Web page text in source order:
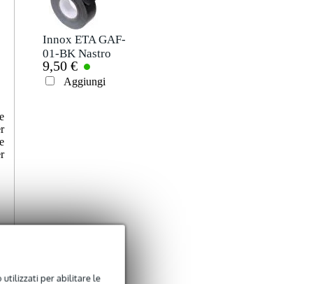
utilizzati per abilitare le
Soprannome
Valutazione
Non ci sono ancora recensioni per questo prodotto.
Innox ETA GAF-
01-BK Nastro
Gaffa 50 mm x 50
m nero
9,50 €
Aggiungi